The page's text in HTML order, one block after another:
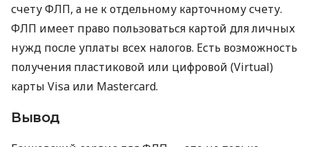
счету ФЛП, а не к отдельному карточному счету.
ФЛП имеет право пользоваться картой для личных
нужд после уплаты всех налогов. Есть возможность
получения пластиковой или цифровой (Virtual)
карты Visa или Mastercard.
Вывод